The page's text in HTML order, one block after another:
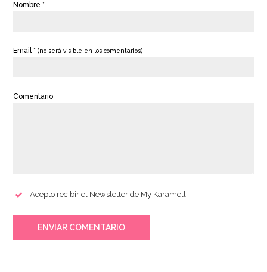
Nombre *
Email *(no será visible en los comentarios)
Comentario
Acepto recibir el Newsletter de My Karamelli
ENVIAR COMENTARIO